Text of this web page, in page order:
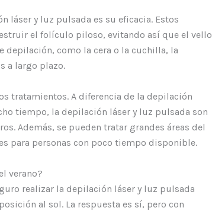
láser y luz pulsada es su eficacia. Estos
el folículo piloso, evitando así que el vello
depilación, como la cera o la cuchilla, la
a largo plazo.
tratamientos. A diferencia de la depilación
tiempo, la depilación láser y luz pulsada son
Además, se pueden tratar grandes áreas del
para personas con poco tiempo disponible.
verano?
realizar la depilación láser y luz pulsada
al sol. La respuesta es sí, pero con